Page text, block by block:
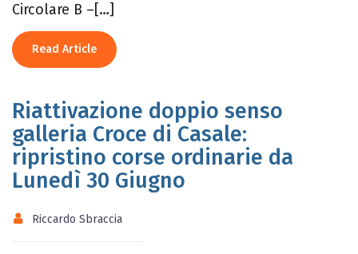
Circolare B –[…]
Read Article
Riattivazione doppio senso
galleria Croce di Casale:
ripristino corse ordinarie da
Lunedì 30 Giugno
Riccardo Sbraccia